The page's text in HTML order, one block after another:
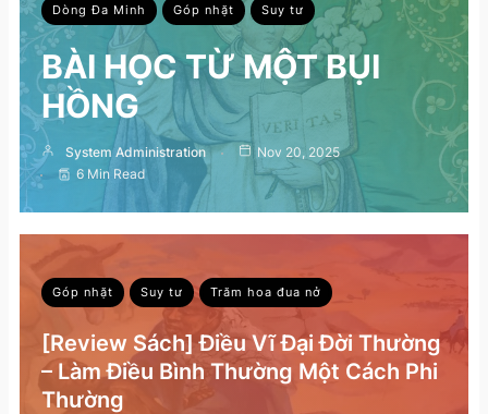
Dòng Đa Minh Góp nhặt Suy tư
BÀI HỌC TỪ MỘT BỤI
HỒNG
System Administration
Nov 20, 2025
6 Min Read
Góp nhặt Suy tư Trăm hoa đua nở
[Review Sách] Điều Vĩ Đại Đời Thường
– Làm Điều Bình Thường Một Cách Phi
Thường